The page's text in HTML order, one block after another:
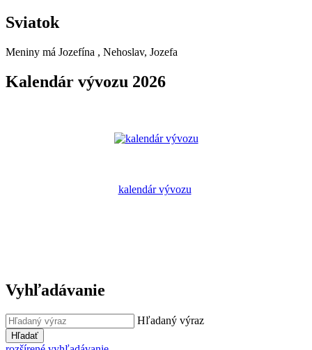
Sviatok
Meniny má Jozefína , Nehoslav, Jozefa
Kalendár vývozu 2026
kalendár vývozu
Vyhľadávanie
Hľadaný výraz
Hľadať